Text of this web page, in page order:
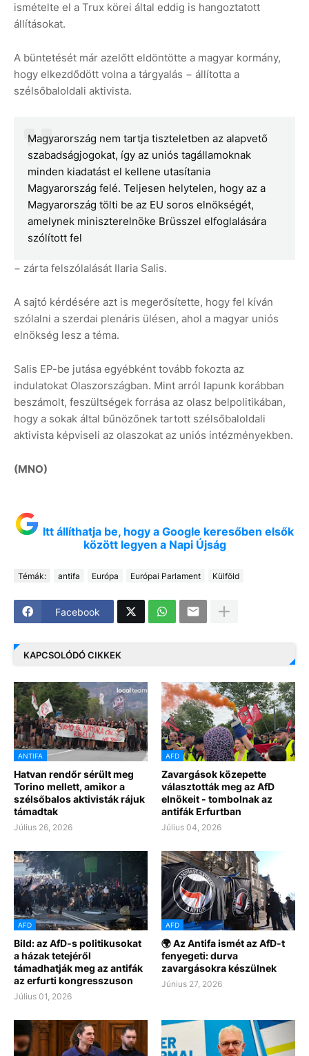
ismételte el a Trux körei által eddig is hangoztatott
állításokat.
A büntetését már azelőtt eldöntötte a magyar kormány,
hogy elkezdődött volna a tárgyalás − állította a
szélsőbaloldali aktivista.
Magyarország nem tartja tiszteletben az alapvető
szabadságjogokat, így az uniós tagállamoknak
minden kiadatást el kellene utasítania
Magyarország felé. Teljesen helytelen, hogy az a
Magyarország tölti be az EU soros elnökségét,
amelynek miniszterelnöke Brüsszel elfoglalására
szólított fel
− zárta felszólalását Ilaria Salis.
A sajtó kérdésére azt is megerősítette, hogy fel kíván
szólalni a szerdai plenáris ülésen, ahol a magyar uniós
elnökség lesz a téma.
Salis EP-be jutása egyébként tovább fokozta az
indulatokat Olaszországban. Mint arról lapunk korábban
beszámolt, feszültségek forrása az olasz belpolitikában,
hogy a sokak által bűnözőnek tartott szélsőbaloldali
aktivista képviseli az olaszokat az uniós intézményekben.
(MNO)
Itt állíthatja be, hogy a Google keresőben elsők
között legyen a Napi Újság
Témák: antifa Európa Európai Parlament Külföld
Facebook
KAPCSOLÓDÓ CIKKEK
ANTIFA
Hatvan rendőr sérült meg
Torino mellett, amikor a
szélsőbalos aktivisták rájuk
támadtak
Július 26, 2026
AFD
Zavargások közepette
választották meg az AfD
elnökeit - tombolnak az
antifák Erfurtban
Július 04, 2026
AFD
Bild: az AfD-s politikusokat
a házak tetejéről
támadhatják meg az antifák
az erfurti kongresszuson
Július 01, 2026
AFD
🌍 Az Antifa ismét az AfD-t
fenyegeti: durva
zavargásokra készülnek
Június 27, 2026